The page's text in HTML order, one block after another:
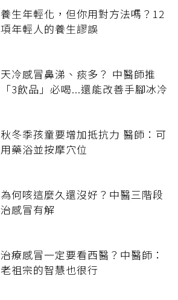
養生年輕化，但你用對方法嗎？12
項年輕人的養生謬誤
天冷感冒鼻涕、痰多？ 中醫師推
「3飲品」必喝...還能改善手腳冰冷
秋冬季孩童要增加抵抗力 醫師：可
用藥浴並按摩穴位
為何咳這麼久還沒好？中醫三階段
治感冒有解
治療感冒一定要看西醫？中醫師：
老祖宗的智慧也很行